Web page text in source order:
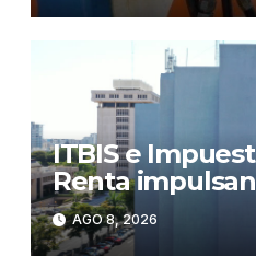
ITBIS e
Renta
recaudaciones
superan los
millones en
AGO 8, 2026